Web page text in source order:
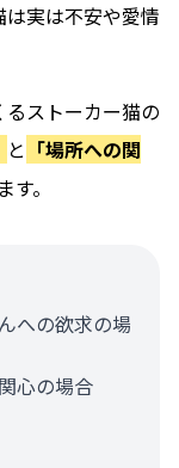
実は不安や愛情
ストーカー猫の
と 「場所への関
。
への欲求の場
心の場合